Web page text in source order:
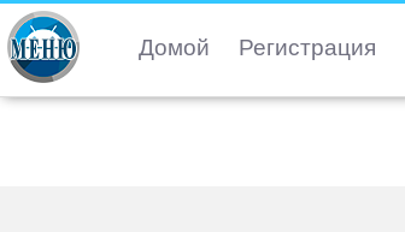
Домой Регистрация